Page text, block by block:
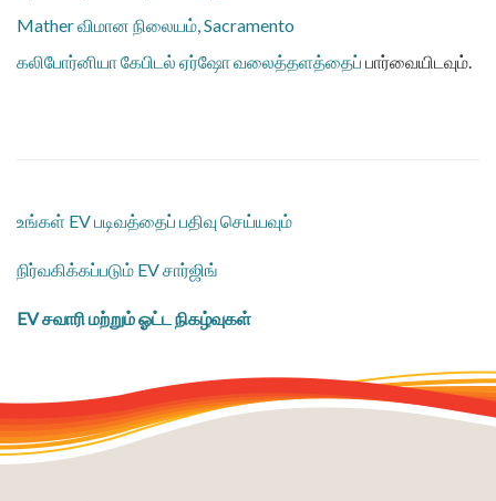
Mather விமான நிலையம், Sacramento
கலிபோர்னியா கேபிடல் ஏர்ஷோ வலைத்தளத்தைப் பார்வையிடவும்.
உங்கள் EV படிவத்தைப் பதிவு செய்யவும்
நிர்வகிக்கப்படும் EV சார்ஜிங்
EV சவாரி மற்றும் ஓட்ட நிகழ்வுகள்